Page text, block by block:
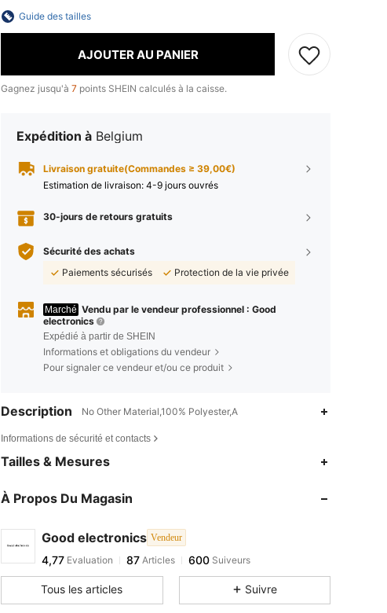
Guide des tailles
AJOUTER AU PANIER
Gagnez jusqu'à 7 points SHEIN calculés à la caisse.
Expédition à Belgium
Livraison gratuite(Commandes ≥ 39,00€)
Estimation de livraison: 4-9 jours ouvrés
30-jours de retours gratuits
Sécurité des achats
Paiements sécurisés
Protection de la vie privée
Marché Vendu par le vendeur professionnel : Good
electronics
Expédié à partir de SHEIN
Informations et obligations du vendeur
Pour signaler ce vendeur et/ou ce produit
Description No Other Material,100% Polyester,A
Informations de sécurité et contacts
Tailles & Mesures
À Propos Du Magasin
Good electronics Vendeur
4,77 Evaluation 87 Articles 600 Suiveurs
Tous les articles Suivre